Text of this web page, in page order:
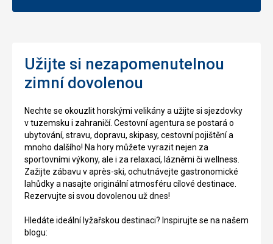
Užijte si nezapomenutelnou
zimní dovolenou
Nechte se okouzlit horskými velikány a užijte si sjezdovky
v tuzemsku i zahraničí. Cestovní agentura se postará o
ubytování, stravu, dopravu, skipasy, cestovní pojištění a
mnoho dalšího! Na hory můžete vyrazit nejen za
sportovními výkony, ale i za relaxací, lázněmi či wellness.
Zažijte zábavu v après-ski, ochutnávejte gastronomické
lahůdky a nasajte originální atmosféru cílové destinace.
Rezervujte si svou dovolenou už dnes!
Hledáte ideální lyžařskou destinaci? Inspirujte se na našem
blogu: